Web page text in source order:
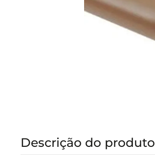
Descrição do produto